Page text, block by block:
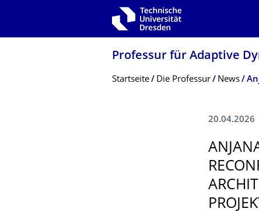
Zur Hauptnavigation springen
Professur für Adaptive
Breadcrumb-Menü
Startseite Die Professur News
20.04.2026